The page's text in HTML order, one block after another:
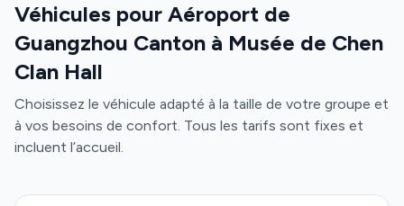
Véhicules pour Aéroport de
Guangzhou Canton à Musée de Chen
Clan Hall
Choisissez le véhicule adapté à la taille de votre groupe et
à vos besoins de confort. Tous les tarifs sont fixes et
incluent l’accueil.